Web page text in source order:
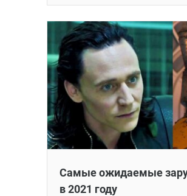
Самые ожидаемые
в 2021 году